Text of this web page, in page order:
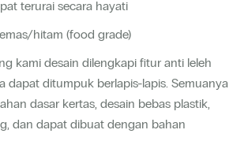
terurai secara hayati
hitam (food grade)
kami desain dilengkapi fitur anti leleh
dapat ditumpuk berlapis-lapis. Semuanya
dasar kertas, desain bebas plastik,
dan dapat dibuat dengan bahan